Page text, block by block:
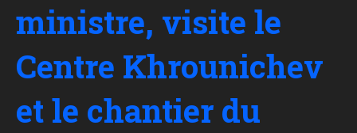
ministre, visite le
Centre Khrounichev
et le chantier du